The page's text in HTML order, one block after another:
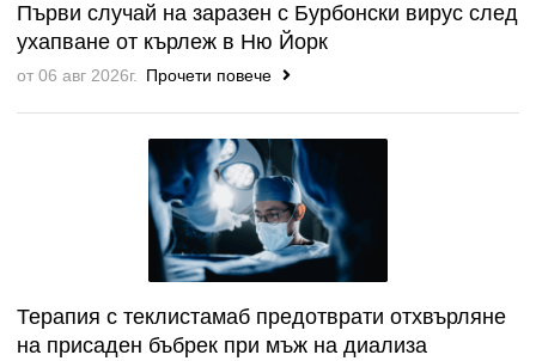
Първи случай на заразен с Бурбонски вирус след
ухапване от кърлеж в Ню Йорк
от 06 авг 2026г. Прочети повече
Терапия с теклистамаб предотврати отхвърляне
на присаден бъбрек при мъж на диализа